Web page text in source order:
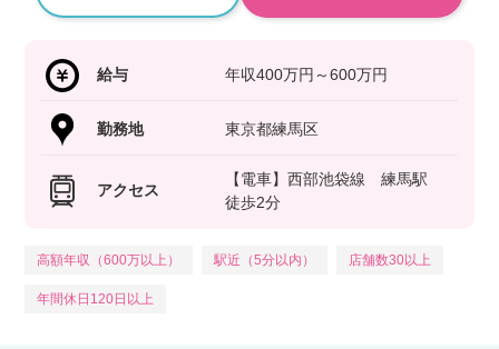
給与 年収400万円～600万円
勤務地 東京都練馬区
アクセス
【電車】西部池袋線 練馬駅
徒歩2分
高額年収（600万以上） 駅近（5分以内） 店舗数30以上
年間休日120日以上